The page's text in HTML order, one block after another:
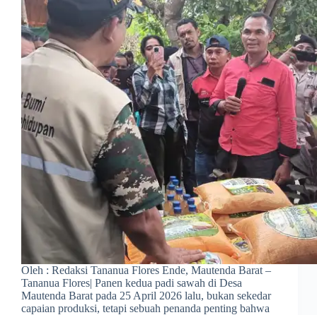
Oleh : Redaksi Tananua Flores Ende, Mautenda Barat –
Tananua Flores| Panen kedua padi sawah di Desa
Mautenda Barat pada 25 April 2026 lalu, bukan sekedar
capaian produksi, tetapi sebuah penanda penting bahwa